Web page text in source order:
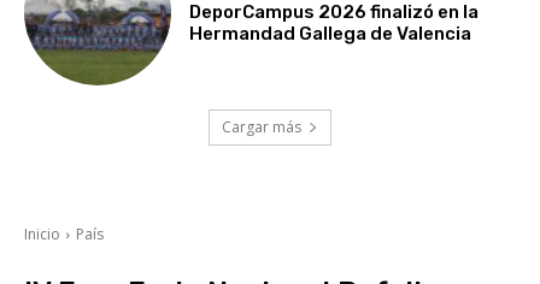
DeporCampus 2026 finalizó en la
Hermandad Gallega de Valencia
Cargar más